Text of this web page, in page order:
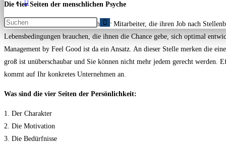
Die vier Seiten der menschlichen Psyche
Menschen sind eben nicht einfach nur Mitarbeiter, die ihren Job nach
Lebensbedingungen brauchen, die ihnen die Chance gebe, sich optimal
Management by Feel Good ist da ein Ansatz. An dieser Stelle merken die
groß ist unüberschaubar und Sie können nicht mehr jedem gerecht werden.
kommt auf Ihr konkretes Unternehmen an.
Was sind die vier Seiten der Persönlichkeit:
1. Der Charakter
2. Die Motivation
3. Die Bedürfnisse